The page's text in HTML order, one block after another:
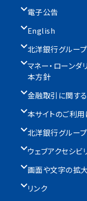
電子公告
English
北洋銀行グルー
マネー・ローン
本方針
金融取引に関す
本サイトのご利用
北洋銀行グルー
ウェブアクセシビ
画面や文字の拡
リンク